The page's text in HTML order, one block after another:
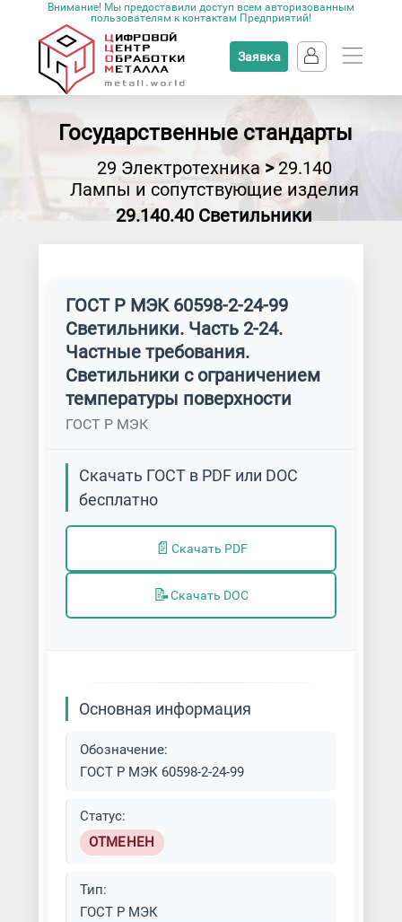
Внимание! Мы предоставили доступ всем авторизованным
пользователям к контактам Предприятий!
Заявка
Государственные стандарты
29 Электротехника>29.140
Лампы и сопутствующие изделия
29.140.40 Светильники
ГОСТ Р МЭК 60598-2-24-99
Светильники. Часть 2-24.
Частные требования.
Светильники с ограничением
температуры поверхности
ГОСТ Р МЭК
Скачать ГОСТ в PDF или DOC
бесплатно
📄 Скачать PDF
📝Скачать DOC
Основная информация
Обозначение:
ГОСТ Р МЭК 60598-2-24-99
Статус:
ОТМЕНЕН
Тип:
ГОСТ Р МЭК